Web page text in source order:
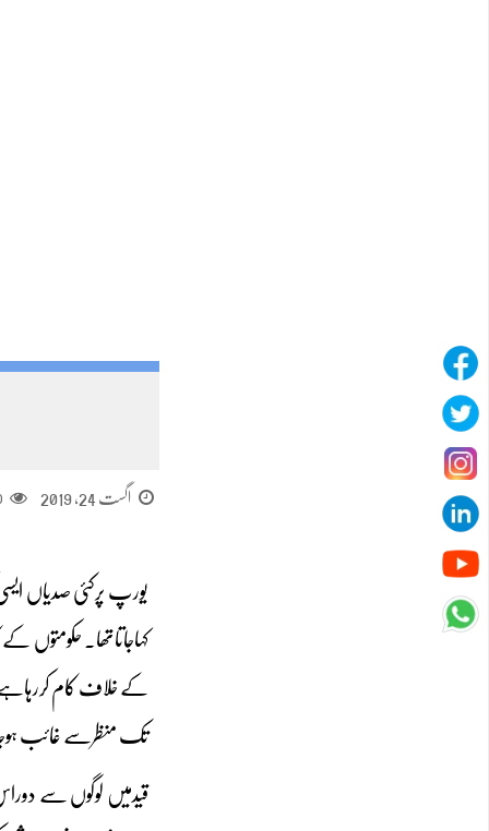
اگست 24, 2019
یورپ پرکئی صدیاں
کہاجاتاتھا۔
کے خلاف کام
تک منظرسے غائب
قیدمیں لوگوں سے